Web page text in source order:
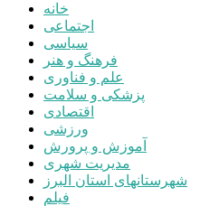
خانه
اجتماعی
سیاسی
فرهنگ و هنر
علم و فناوری
پزشکی و سلامت
اقتصادی
ورزشی
آموزش و پرورش
مدیریت شهری
شهرستانهای استان البرز
فیلم